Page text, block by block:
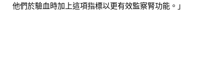
他們於驗血時加上這項指標以更有效監察腎功能。」